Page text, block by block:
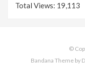
Total Views: 19,113
©
Bandana Theme by